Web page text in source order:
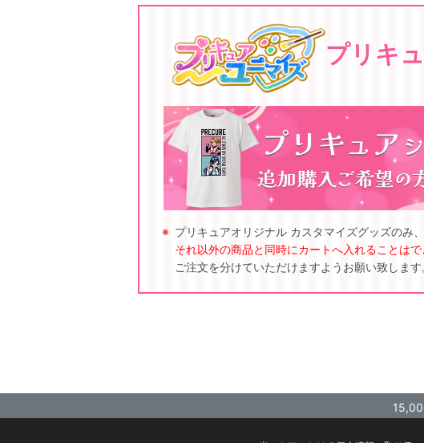
プリキ
プリキュアオリジナル カスタマイズグッズのみ
それ以外の商品と同時にカートへ入れることは
ご注文を分けていただけますようお願い致します